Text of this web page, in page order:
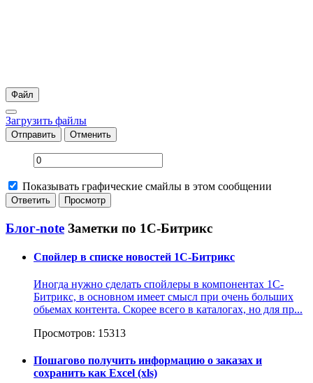
Файл
Загрузить файлы
Отправить Отменить
Показывать графические смайлы в этом сообщении
Блог-note Заметки по 1С-Битрикс
Спойлер в списке новостей 1С-Битрикс
Иногда нужно сделать спойлеры в компонентах 1C-
Битрикс, в основном имеет смысл при очень больших
обьемах контента. Скорее всего в каталогах, но для пр...
Просмотров: 15313
Пошагово получить информацию о заказах и
сохранить как Excel (xls)